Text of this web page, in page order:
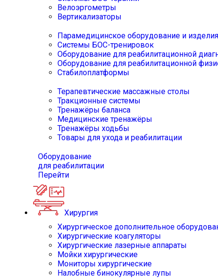
Велоэргометры
Вертикализаторы
Парамедицинское оборудование и изделия
Системы БОС-тренировок
Оборудование для реабилитационной
Оборудование для реабилитационной
Стабилоплатформы
Терапевтические массажные столы
Тракционные системы
Тренажёры баланса
Медицинские тренажёры
Тренажёры ходьбы
Товары для ухода и реабилитации
Оборудование
для реабилитации
Перейти
Хирургия
Хирургическое дополнительное
Хирургические коагуляторы
Хирургические лазерные аппараты
Мойки хирургические
Мониторы хирургические
Налобные бинокулярные лупы